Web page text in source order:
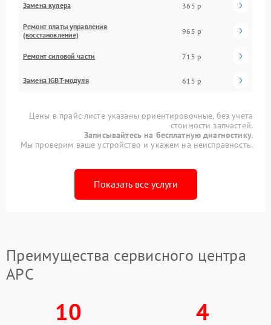
Замена кулера 365 р
Ремонт платы управления
(восстановление)
965 р
Ремонт силовой части 715 р
Замена IGBT-модуля 615 р
Цены в прайс-листе указаны ориентировочные, без учета
стоимости запчастей.
Записывайтесь на бесплатную диагностику.
Мы проверим ваше устройство и укажем на неисправность.
Показать все услуги
Преимущества сервисного центра
APC
10 4